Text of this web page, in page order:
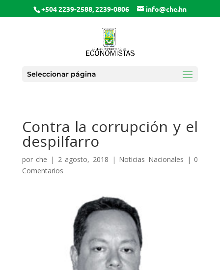
+504 2239-2588, 2239-0806 info@che.hn
Seleccionar página
Contra la corrupción y el
despilfarro
por che | 2 agosto, 2018 | Noticias Nacionales | 0
Comentarios